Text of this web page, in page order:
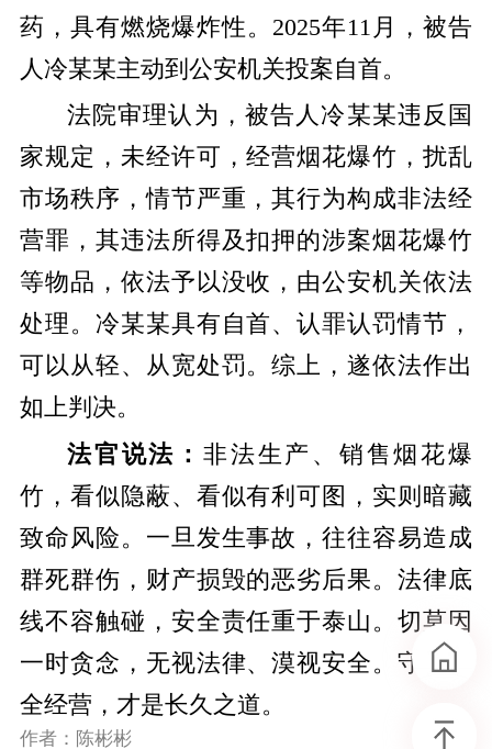
药，具有燃烧爆炸性。2025年11月，被告
人冷某某主动到公安机关投案自首。
法院审理认为，被告人冷某某违反国
家规定，未经许可，经营烟花爆竹，扰乱
市场秩序，情节严重，其行为构成非法经
营罪，其违法所得及扣押的涉案烟花爆竹
等物品，依法予以没收，由公安机关依法
处理。冷某某具有自首、认罪认罚情节，
可以从轻、从宽处罚。综上，遂依法作出
如上判决。
法官说法： 非法生产、销售烟花爆
竹，看似隐蔽、看似有利可图，实则暗藏
致命风险。一旦发生事故，往往容易造成
群死群伤，财产损毁的恶劣后果。法律底
线不容触碰，安全责任重于泰山。切莫因
一时贪念，无视法律、漠视安全。守法安
全经营，才是长久之道。
作者：陈彬彬